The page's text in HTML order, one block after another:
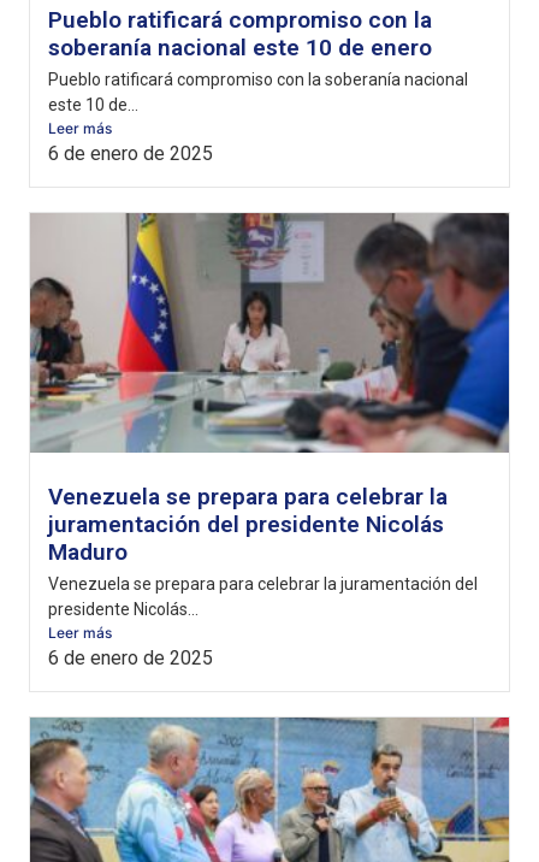
Pueblo ratificará compromiso con la
soberanía nacional este 10 de enero
Pueblo ratificará compromiso con la soberanía nacional
este 10 de...
Leer más
6 de enero de 2025
Venezuela se prepara para celebrar la
juramentación del presidente Nicolás
Maduro
Venezuela se prepara para celebrar la juramentación del
presidente Nicolás...
Leer más
6 de enero de 2025